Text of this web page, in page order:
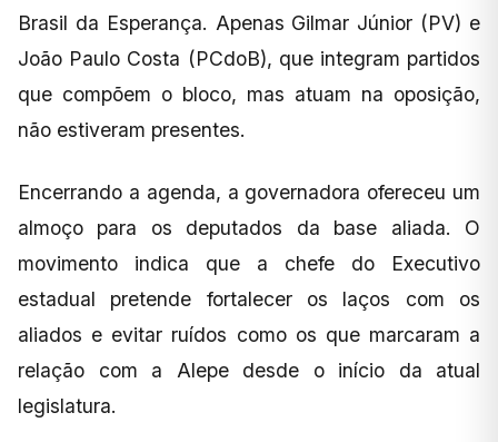
Brasil da Esperança. Apenas Gilmar Júnior (PV) e
João Paulo Costa (PCdoB), que integram partidos
que compõem o bloco, mas atuam na oposição,
não estiveram presentes.
Encerrando a agenda, a governadora ofereceu um
almoço para os deputados da base aliada. O
movimento indica que a chefe do Executivo
estadual pretende fortalecer os laços com os
aliados e evitar ruídos como os que marcaram a
relação com a Alepe desde o início da atual
legislatura.